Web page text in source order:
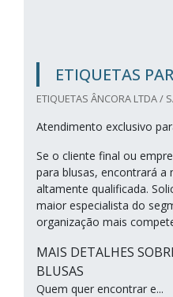
ETIQUETAS
ETIQUETAS ÂNCORA LTDA /
Atendimento exclusivo
Se o cliente final ou
para blusas, encontrará a
altamente qualificada.
maior especialista do
organização mais
MAIS DETALHES
BLUSAS
Quem quer encontrar e...